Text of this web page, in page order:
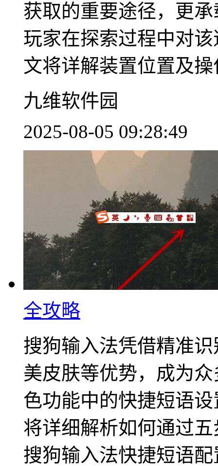
获取的重要途径，更
玩家在探索过程中对
文将详解装置位置及操
九维软件园
2025-08-05 09:28:49
全攻略
搜狗输入法凭借精准
美皮肤等优势，成为
色功能中的快捷短语
将详细解析如何通过
搜狗输入法快捷短语配